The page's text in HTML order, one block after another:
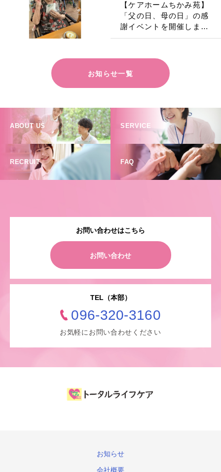
【ケアホームちかみ苑】
「父の日、母の日」の感
謝イベントを開催しまし
た！
お知らせ一覧
ABOUT US SERVICE
RECRUIT FAQ
お問い合わせはこちら
お問い合わせ
TEL（本部）
096-320-3160
お気軽にお問い合わせください
お知らせ
会社概要